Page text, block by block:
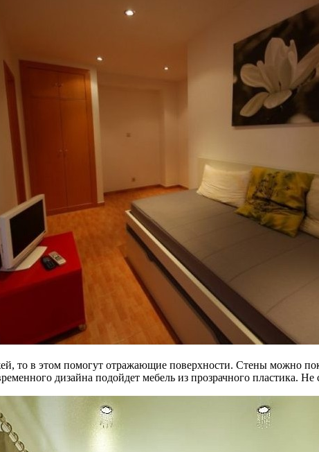
то в этом помогут отражающие поверхности. Стены можно
дизайна подойдет мебель из прозрачного пластика.